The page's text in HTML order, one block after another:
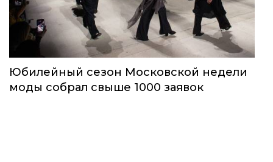
Юбилейный сезон Московской недели
моды собрал свыше 1000 заявок